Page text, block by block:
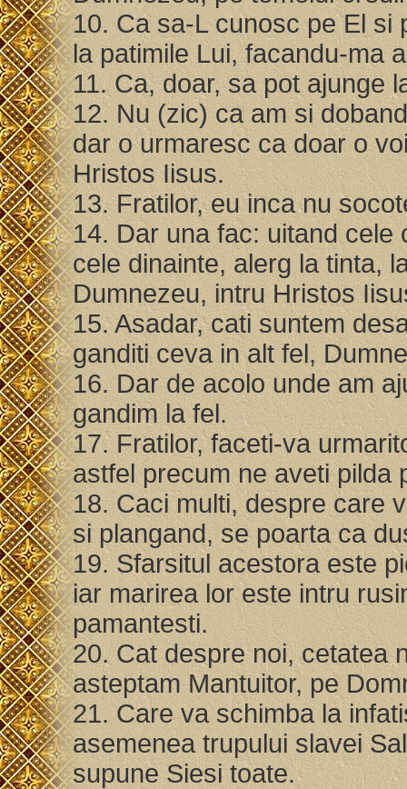
10. Ca sa-L cunosc pe El si
la patimile Lui, facandu-ma
11. Ca, doar, sa pot ajunge
12. Nu (zic) ca am si
dar o urmaresc ca doar o
Hristos Iisus.
13. Fratilor, eu inca nu
14. Dar una fac: uitand cele
cele dinainte, alerg la tinta,
Dumnezeu, intru Hristos
15. Asadar, cati suntem
ganditi ceva in alt fel,
16. Dar de acolo unde am
gandim la fel.
17. Fratilor, faceti-va
astfel precum ne aveti pilda
18. Caci multi, despre care
si plangand, se poarta ca
19. Sfarsitul acestora este
iar marirea lor este intru
pamantesti.
20. Cat despre noi, cetatea
asteptam Mantuitor, pe
21. Care va schimba la
asemenea trupului slavei
supune Siesi toate.